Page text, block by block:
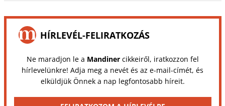
HÍRLEVÉL-FELIRATKOZÁS
Ne maradjon le a Mandinercikkeiről, iratkozzon fel
hírlevelünkre! Adja meg a nevét és az e-mail-címét, és
elküldjük Önnek a nap legfontosabb híreit.